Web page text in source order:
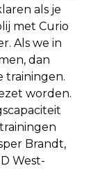
als je
met Curio
Als we in
dan
trainingen.
worden.
Brandt,
West-